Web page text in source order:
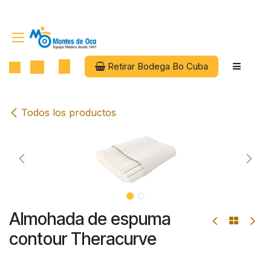
Retirar Bodega Bo Cuba
Todos los productos
Almohada de espuma
contour Theracurve